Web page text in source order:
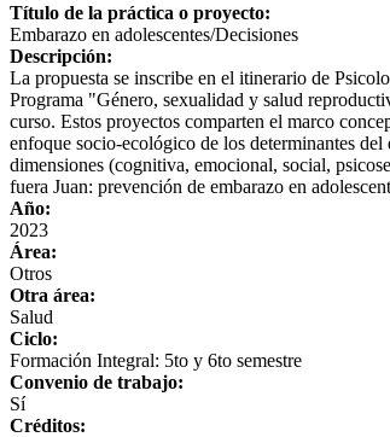
Título de la práctica o proyecto:
Embarazo en adolescentes/Decisiones
Descripción:
La propuesta se inscribe en el itinerario de
Programa "Género, sexualidad y salud
curso. Estos proyectos comparten el marco
enfoque socio-ecológico de los determinantes
dimensiones (cognitiva, emocional, social,
fuera Juan: prevención de embarazo en
Año:
2023
Área:
Otros
Otra área:
Salud
Ciclo:
Formación Integral: 5to y 6to semestre
Convenio de trabajo:
Sí
Créditos: